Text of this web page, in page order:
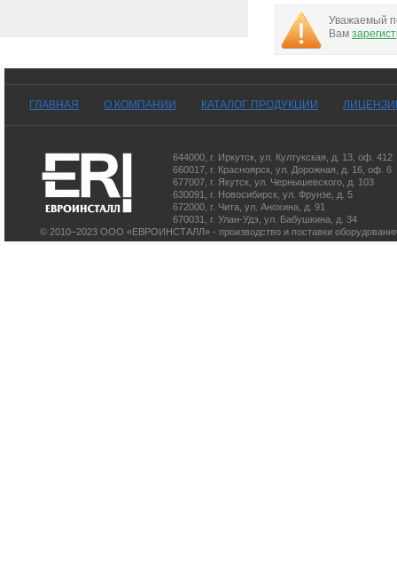
Уважаемый
Вам
ГЛАВНАЯ О КОМПАНИИ КАТАЛОГ ПРОДУКЦИИ
644000 г. Иркутск ул. Култукская, д. 13 , оф. 412
660017 г. Красноярск ул. Дорожная, д. 16, оф. 6
677007 г. Якутск ул. Чернышевского, д. 103
630091
г. Новосибирск ул. Фрунзе, д. 5
672000 г. Чита ул. Анохина, д. 91
670031
г. Улан-Удэ ул. Бабушкина, д. 34
© 2010–2023 ООО «ЕВРОИНСТАЛЛ» - производство и поставки оборудования